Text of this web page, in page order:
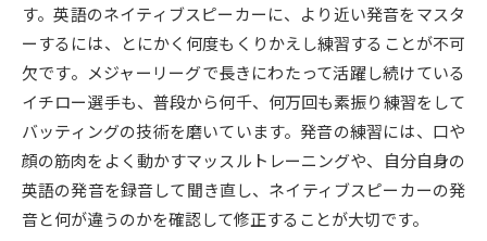
デジタルパンフレット 進路の３択
新学年スタート号特集ページ
（高3生用）
新学年スタート号特集ページ
（高2生用）
SELFBRAND特集ページ
オープンキャンパスなどを調べる
す。英語のネイティブスピーカーに、より近い発音をマスタ
ーするには、とにかく何度もくりかえし練習することが不可
欠です。メジャーリーグで長きにわたって活躍し続けている
イチロー選手も、普段から何千、何万回も素振り練習をして
バッティングの技術を磨いています。発音の練習には、口や
顔の筋肉をよく動かすマッスルトレーニングや、自分自身の
英語の発音を録音して聞き直し、ネイティブスピーカーの発
音と何が違うのかを確認して修正することが大切です。